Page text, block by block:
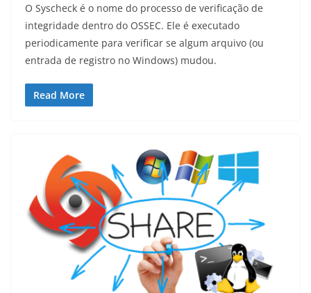
O Syscheck é o nome do processo de verificação de
integridade dentro do OSSEC. Ele é executado
periodicamente para verificar se algum arquivo (ou
entrada de registro no Windows) mudou.
Read More